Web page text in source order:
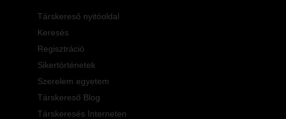
Társkereső nyitóoldal
Keresés
Regisztráció
Sikertörténetek
Szerelem egyetem
Társkereső Blog
Társkeresés Interneten